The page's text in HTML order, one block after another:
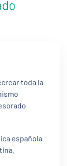
toda la
española